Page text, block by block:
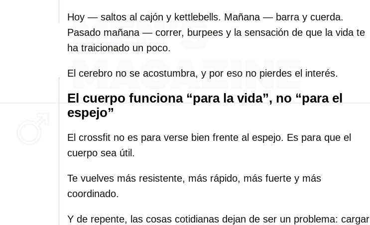
Hoy — saltos al cajón y kettlebells. Mañana — barra y cuerda.
Pasado mañana — correr, burpees y la sensación de que la vida te
ha traicionado un poco.
El cerebro no se acostumbra, y por eso no pierdes el interés.
El cuerpo funciona “para la vida”, no “para el
espejo”
El crossfit no es para verse bien frente al espejo. Es para que el
cuerpo sea útil.
Te vuelves más resistente, más rápido, más fuerte y más
coordinado.
Y de repente, las cosas cotidianas dejan de ser un problema: cargar